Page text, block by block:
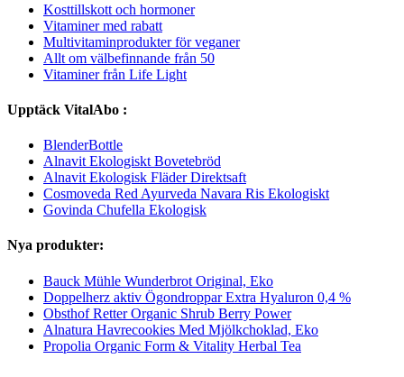
Kosttillskott och hormoner
Vitaminer med rabatt
Multivitaminprodukter för veganer
Allt om välbefinnande från 50
Vitaminer från Life Light
Upptäck VitalAbo :
BlenderBottle
Alnavit Ekologiskt Bovetebröd
Alnavit Ekologisk Fläder Direktsaft
Cosmoveda Red Ayurveda Navara Ris Ekologiskt
Govinda Chufella Ekologisk
Nya produkter:
Bauck Mühle Wunderbrot Original, Eko
Doppelherz aktiv Ögondroppar Extra Hyaluron 0,4 %
Obsthof Retter Organic Shrub Berry Power
Alnatura Havrecookies Med Mjölkchoklad, Eko
Propolia Organic Form & Vitality Herbal Tea